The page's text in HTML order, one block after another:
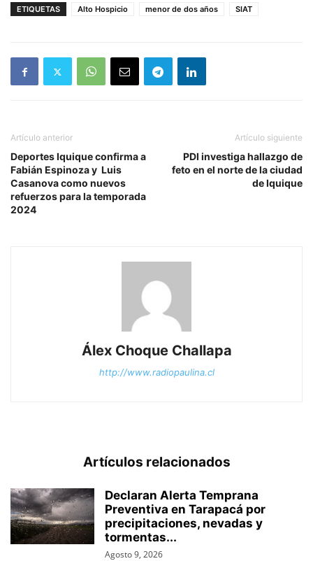
ETIQUETAS Alto Hospicio menor de dos años SIAT
Artículo anterior
Deportes Iquique confirma a
Fabián Espinoza y Luis
Casanova como nuevos
refuerzos para la temporada
2024
Artículo siguiente
PDI investiga hallazgo de
feto en el norte de la ciudad
de Iquique
Álex Choque Challapa
http://www.radiopaulina.cl
Artículos relacionados
Declaran Alerta Temprana
Preventiva en Tarapacá por
precipitaciones, nevadas y
tormentas...
Agosto 9, 2026